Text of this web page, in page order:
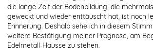
die lange Zeit der Bodenbildung, die
geweckt und wieder enttäuscht hat, ist noch
Erinnerung. Deshalb sehe ich in diesem
weitere Bestätigung meiner Prognose, am
Edelmetall-Hausse zu stehen.